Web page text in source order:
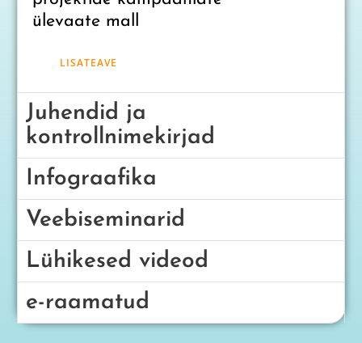
ülevaate mall
LISATEAVE
Juhendid ja
kontrollnimekirjad
Infograafika
Veebiseminarid
Lühikesed videod
e-raamatud